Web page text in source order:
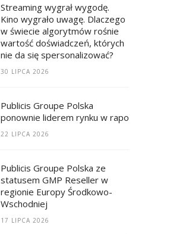
Streaming wygrał wygodę.
Kino wygrało uwagę. Dlaczego
w świecie algorytmów rośnie
wartość doświadczeń, których
nie da się spersonalizować?
30 LIPCA 2026
Publicis Groupe Polska
ponownie liderem rynku w raporcie
22 LIPCA 2026
Publicis Groupe Polska ze
statusem GMP Reseller w
regionie Europy Środkowo-
Wschodniej
17 LIPCA 2026